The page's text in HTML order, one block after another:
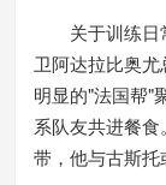
关于训练日
卫阿达拉比奥
明显的"法国帮"
系队友共进餐
带，他与古斯托